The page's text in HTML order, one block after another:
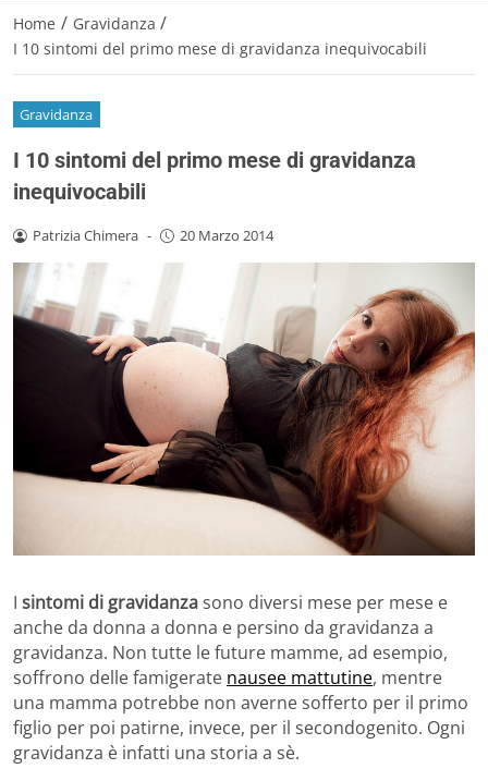
Home / Gravidanza /
I 10 sintomi del primo mese di gravidanza inequivocabili
Gravidanza
I 10 sintomi del primo mese di gravidanza
inequivocabili
Patrizia Chimera - 20 Marzo 2014
I sintomi di gravidanzasono diversi mese per mese e
anche da donna a donna e persino da gravidanza a
gravidanza. Non tutte le future mamme, ad esempio,
soffrono delle famigerate nausee mattutine, mentre
una mamma potrebbe non averne sofferto per il primo
figlio per poi patirne, invece, per il secondogenito. Ogni
gravidanza è infatti una storia a sè.